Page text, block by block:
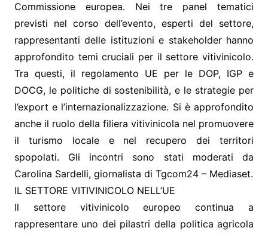
Commissione europea. Nei tre panel tematici
previsti nel corso dell’evento, esperti del settore,
rappresentanti delle istituzioni e stakeholder hanno
approfondito temi cruciali per il settore vitivinicolo.
Tra questi, il regolamento UE per le DOP, IGP e
DOCG, le politiche di sostenibilità, e le strategie per
l’export e l’internazionalizzazione. Si è approfondito
anche il ruolo della filiera vitivinicola nel promuovere
il turismo locale e nel recupero dei territori
spopolati. Gli incontri sono stati moderati da
Carolina Sardelli, giornalista di Tgcom24 – Mediaset.
IL SETTORE VITIVINICOLO NELL’UE
Il settore vitivinicolo europeo continua a
rappresentare uno dei pilastri della politica agricola